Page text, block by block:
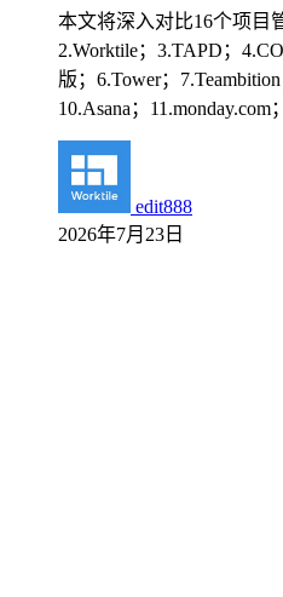
本文将深入对比16个项目
2.Worktile；3.TAPD；
版；6.Tower；
10.Asana；
edit888
2026年7月23日